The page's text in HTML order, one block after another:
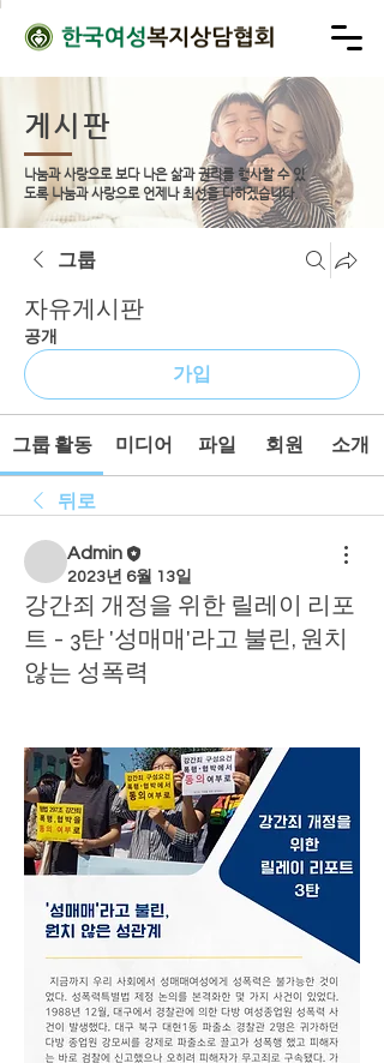
게시판
나눔과 사랑으로 보다 나은 삶과 권리를 행사할 수 있
도록 나눔과 사랑으로 언제나 최선을 다하겠습니다.
그룹
자유게시판
공개
가입
그룹 활동 미디어 파일 회원 소개
뒤로
Admin
2023년 6월 13일
강간죄 개정을 위한 릴레이 리포
트 - 3탄 '성매매'라고 불린, 원치
않는 성폭력